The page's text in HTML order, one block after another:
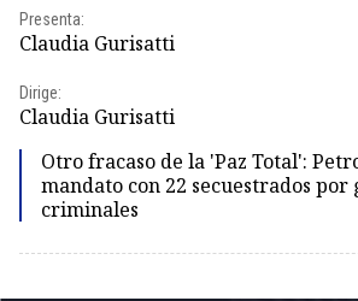
Presenta:
Claudia Gurisatti
Dirige:
Claudia Gurisatti
Otro fracaso de la 'Paz Total':
mandato con 22 secuestrados por
criminales
1